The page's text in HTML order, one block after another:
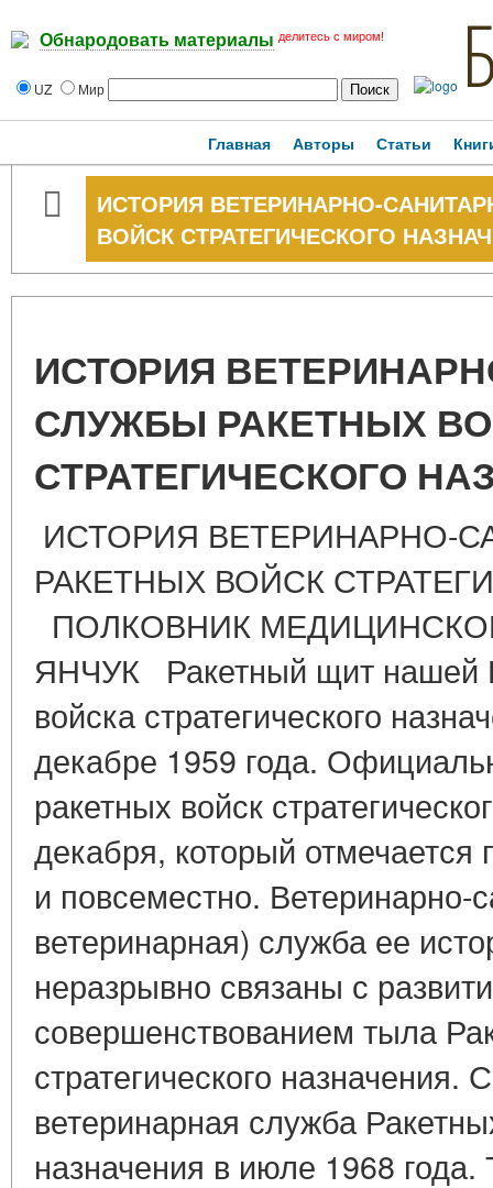
Обнародовать материалы делитесь с миром!
UZ Мир
Главная Авторы Статьи
ИСТОРИЯ ВЕТЕРИНАРНО-
ВОЙСК СТРАТЕГИЧЕСКОГО
ИСТОРИЯ
СЛУЖБЫ РАКЕТНЫХ
СТРАТЕГИЧЕСКОГО
ИСТОРИЯ ВЕТЕРИНАРНО-
РАКЕТНЫХ ВОЙСК
ПОЛКОВНИК
ЯНЧУК Ракетный щит нашей
войска стратегического
декабре 1959 года.
ракетных войск
декабря, который
и повсеместно. Ветеринарно-
ветеринарная) служба ее
неразрывно связаны с
совершенствованием тыла
стратегического назначения.
ветеринарная служба
назначения в июле 1968 года.